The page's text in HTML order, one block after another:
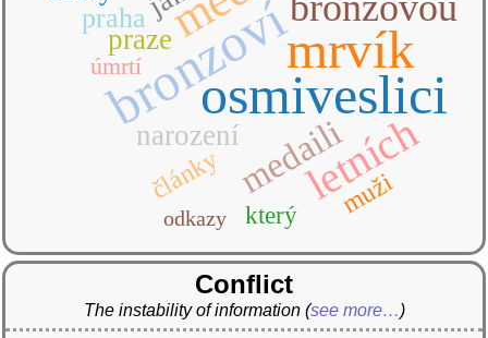
osmiveslici
bronzovímrvík
letních
medaili
narození
praze
praha
muži
články
který
úmrtí
odkazy
Conflict
The instability of information (see more…)